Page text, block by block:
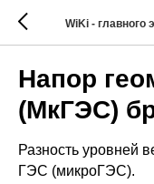
WiKi - главного
Напор
(МкГЭС)
Разность уровней
ГЭС (микроГЭС).